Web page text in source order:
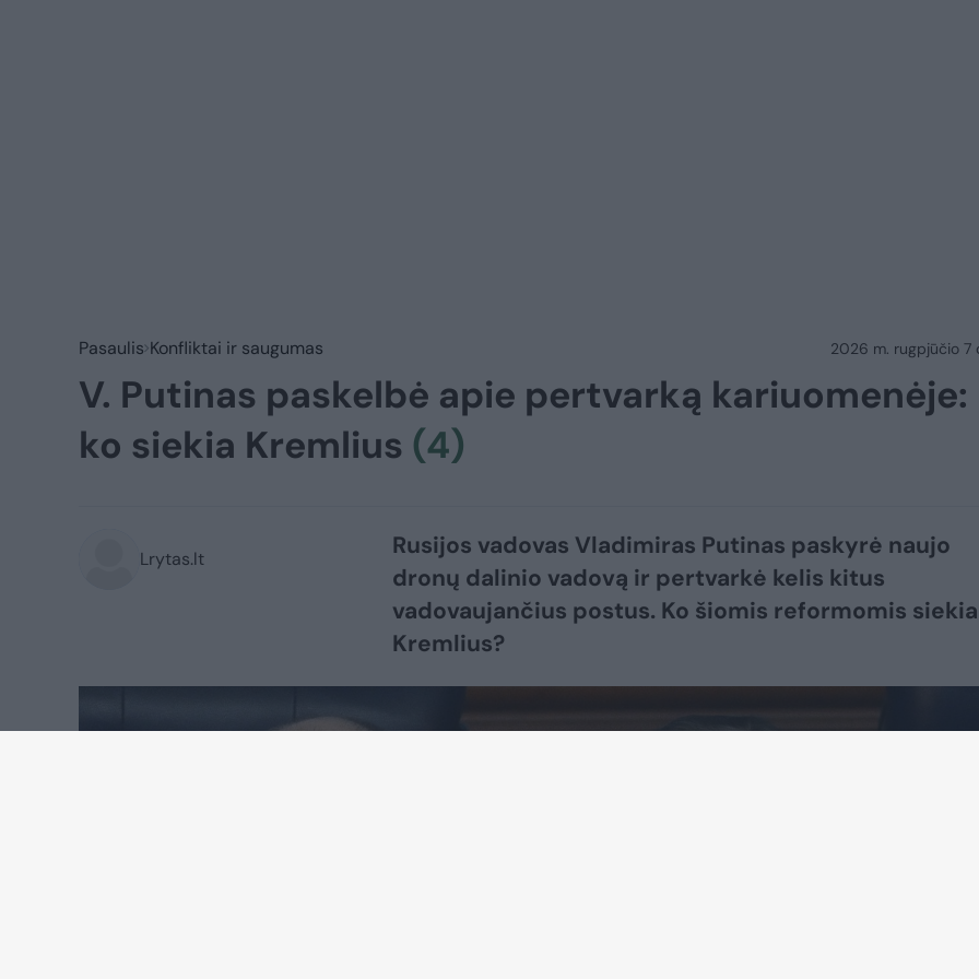
Pasaulis Konfliktai ir saugumas 2026 m. rugpjūčio 7
V. Putinas paskelbė apie pertvarką kariuomenėje:
ko siekia Kremlius (4)
Lrytas.lt
Rusijos vadovas Vladimiras Putinas paskyrė naujo
dronų dalinio vadovą ir pertvarkė kelis kitus
vadovaujančius postus. Ko šiomis reformomis siekia
Kremlius?